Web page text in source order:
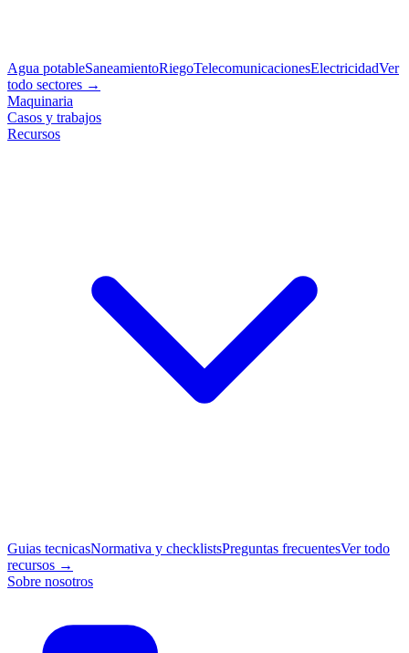
Agua potableSaneamientoRiegoTelecomunicacionesElectricidadVer
todo sectores →
Maquinaria
Casos y trabajos
Recursos
Guias tecnicasNormativa y checklistsPreguntas frecuentesVer todo
recursos →
Sobre nosotros